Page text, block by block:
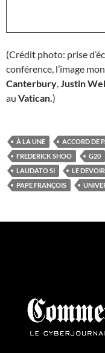
(Crédit photo: prise
conférence, l’image
Canterbury,Justin
au Vatican.)
À LA UNE ACCORD DE
FREDERICK SHOO
G20
LAUDATO SI
LE DEVOIR
PAPE FRANÇOIS